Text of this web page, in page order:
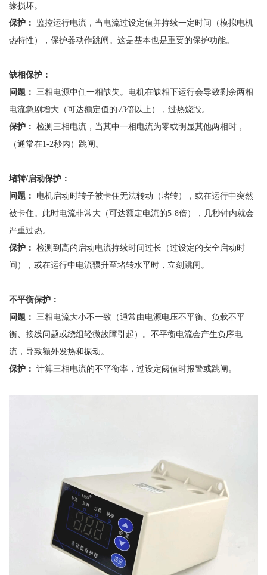
缘损坏。
保护：
监控运行电流，当电流过设定值并持续一定时间（模拟电机
热特性），保护器动作跳闸。这是基本也是重要的保护功能。
缺相保护：
问题：
三相电源中任一相缺失。电机在缺相下运行会导致剩余两相
电流急剧增大（可达额定值的√3倍以上），过热烧毁。
保护： 检测三相电流，当其中一相电流为零或明显其他两相时，
（通常在1-2秒内）跳闸。
堵转/启动保护：
问题：
电机启动时转子被卡住无法转动（堵转），或在运行中突然
被卡住。此时电流非常大（可达额定电流的5-8倍），几秒钟内就会
严重过热。
保护： 检测到高的启动电流持续时间过长（过设定的安全启动时
间），或在运行中电流骤升至堵转水平时，立刻跳闸。
不平衡保护：
问题：
三相电流大小不一致（通常由电源电压不平衡、负载不平
衡、接线问题或绕组轻微故障引起）。不平衡电流会产生负序电
流，导致额外发热和振动。
保护： 计算三相电流的不平衡率，过设定阈值时报警或跳闸。